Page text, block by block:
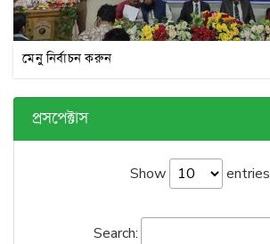
মেনু নির্বাচন করুন
প্রসপেক্টাস
Show entries
Search: